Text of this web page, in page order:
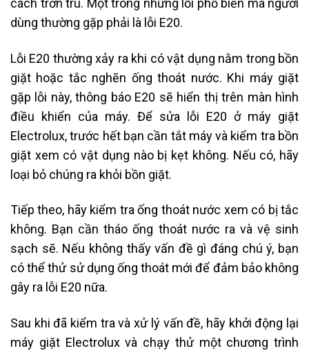
cách trơn tru. Một trong những lỗi phổ biến mà người
dùng thường gặp phải là lỗi E20.
Lỗi E20 thường xảy ra khi có vật dụng nằm trong bồn
giặt hoặc tắc nghẽn ống thoát nước. Khi máy giặt
gặp lỗi này, thông báo E20 sẽ hiển thị trên màn hình
điều khiển của máy. Để sửa lỗi E20 ở máy giặt
Electrolux, trước hết bạn cần tắt máy và kiểm tra bồn
giặt xem có vật dụng nào bị kẹt không. Nếu có, hãy
loại bỏ chúng ra khỏi bồn giặt.
Tiếp theo, hãy kiểm tra ống thoát nước xem có bị tắc
không. Bạn cần tháo ống thoát nước ra và vệ sinh
sạch sẽ. Nếu không thấy vấn đề gì đáng chú ý, bạn
có thể thử sử dụng ống thoát mới để đảm bảo không
gây ra lỗi E20 nữa.
Sau khi đã kiểm tra và xử lý vấn đề, hãy khởi động lại
máy giặt Electrolux và chạy thử một chương trình